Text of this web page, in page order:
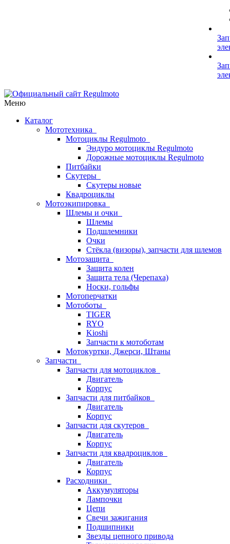
Меню
Каталог
Мототехника
Мотоциклы Regulmoto
Эндуро мотоциклы Regulmoto
Дорожные мотоциклы Regulmoto
Питбайки
Скутеры
Скутеры новые
Квадроциклы
Мотоэкипировка
Шлемы и очки
Шлемы
Подшлемники
Очки
Стёкла (визоры), запчасти для шлемов
Мотозащита
Защита колен
Защита тела (Черепаха)
Носки, гольфы
Мотоперчатки
Мотоботы
TIGER
RYO
Kioshi
Запчасти к мотоботам
Мотокуртки, Джерси, Штаны
Запчасти
Запчасти для мотоциклов
Двигатель
Корпус
Запчасти для питбайков
Двигатель
Корпус
Запчасти для скутеров
Двигатель
Корпус
Запчасти для квадроциклов
Двигатель
Корпус
Расходники
Аккумуляторы
Лампочки
Цепи
Свечи зажигания
Подшипники
Звезды цепного привода